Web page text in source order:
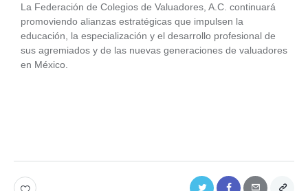
La Federación de Colegios de Valuadores, A.C. continuará
promoviendo alianzas estratégicas que impulsen la
educación, la especialización y el desarrollo profesional de
sus agremiados y de las nuevas generaciones de valuadores
en México.